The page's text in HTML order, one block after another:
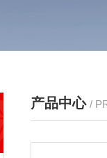
产品中心 /